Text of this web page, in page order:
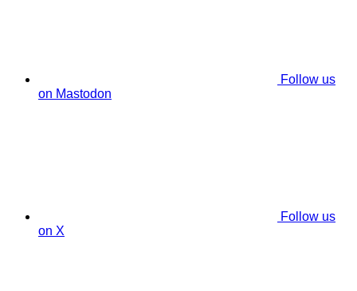
Follow us
on Mastodon
Follow us
on X